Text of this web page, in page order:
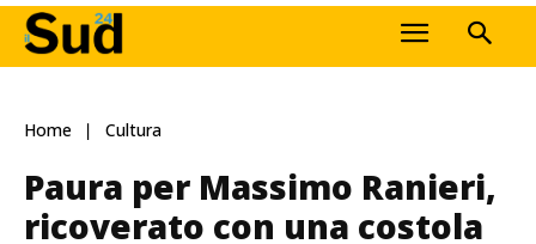
Home Cultura
Paura per Massimo Ranieri,
ricoverato con una costola